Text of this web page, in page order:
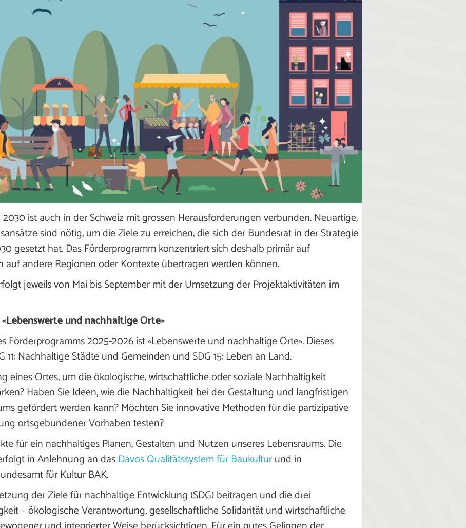
ist auch in der Schweiz mit grossen Herausforderungen verbunden. Neuartige,
sind nötig, um die Ziele zu erreichen, die sich der Bundesrat in der Strategie
gesetzt hat. Das Förderprogramm konzentriert sich deshalb primär auf
auf andere Regionen oder Kontexte übertragen werden können.
jeweils von Mai bis September mit der Umsetzung der Projektaktivitäten im
und nachhaltige Orte»
Förderprogramms 2025-2026 ist «Lebenswerte und nachhaltige Orte». Dieses
Nachhaltige Städte und Gemeinden und SDG 15: Leben an Land.
eines Ortes, um die ökologische, wirtschaftliche oder soziale Nachhaltigkeit
Haben Sie Ideen, wie die Nachhaltigkeit bei der Gestaltung und langfristigen
gefördert werden kann? Möchten Sie innovative Methoden für die partizipative
ortsgebundener Vorhaben testen?
für ein nachhaltiges Planen, Gestalten und Nutzen unseres Lebensraums. Die
in Anlehnung an dasDavos Qualitätssystem für Baukulturund in
für Kultur BAK.
der Ziele für nachhaltige Entwicklung (SDG) beitragen und die drei
– ökologische Verantwortung, gesellschaftliche Solidarität und wirtschaftliche